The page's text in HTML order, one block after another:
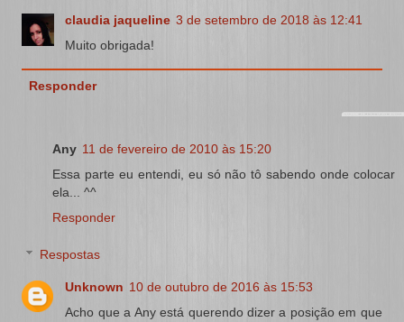
claudia jaqueline 3 de setembro de 2018 às 12:41
Muito obrigada!
Responder
Any 11 de fevereiro de 2010 às 15:20
Essa parte eu entendi, eu só não tô sabendo onde colocar
ela... ^^
Responder
Respostas
Unknown 10 de outubro de 2016 às 15:53
Acho que a Any está querendo dizer a posição em que